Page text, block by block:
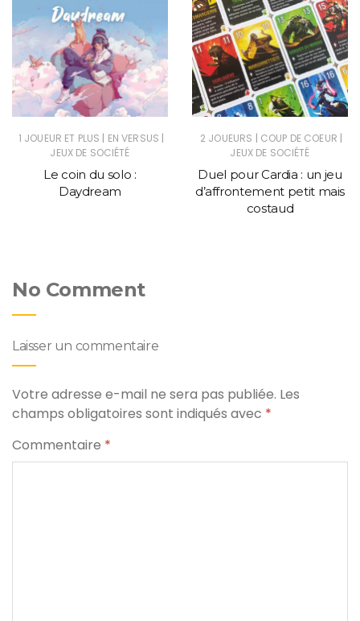
1 JOUEUR ET PLUS | EN VERSUS |
JEUX DE SOCIÉTÉ
Le coin du solo :
Daydream
2 JOUEURS | COUP DE COEUR |
JEUX DE SOCIÉTÉ
Duel pour Cardia : un jeu
d’affrontement petit mais
costaud
No Comment
Laisser un commentaire
Votre adresse e-mail ne sera pas publiée. Les
champs obligatoires sont indiqués avec *
Commentaire *